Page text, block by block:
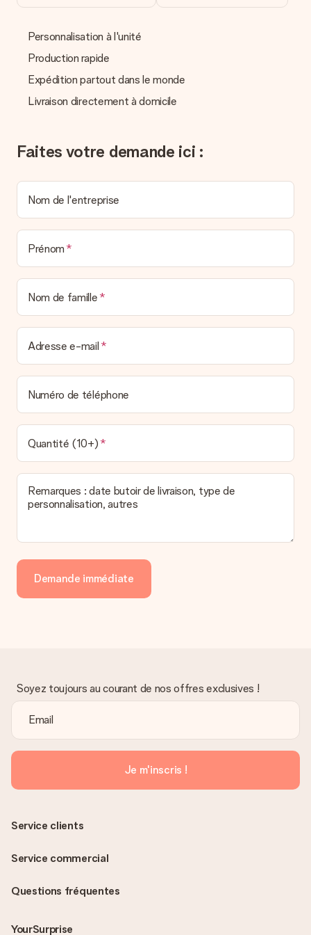
Que puis-je faire si le cadeau ne me convient pas tout à
Nous déplorons le fait que votre cadeau ne vous plaise pas.
Vous pouvez dans ce cas contacter notre service client qui
vous aidera à trouver une solution satisfaisante.
Nous n’envoyons pas de facture avec le cadeau. Nous vous
personnel MySurprise. Vous pouvez ainsi être tranquille et
envoyer directement le cadeau à l’heureux destinataire, pour
Personnalisation à l'unité
Production rapide
Expédition partout dans le monde
Livraison directement à domicile
Faites votre demande ici :
Nom de l'entreprise
Prénom
Nom de famille
Adresse e-mail
Numéro de téléphone
Quantité (10+)
Remarques : date butoir de livraison, type de
personnalisation, autres
Demande immédiate
Soyez toujours au courant de nos offres exclusives !
Je m'inscris !
Questions fréquentes
YourSurprise
Service clients
Service commercial